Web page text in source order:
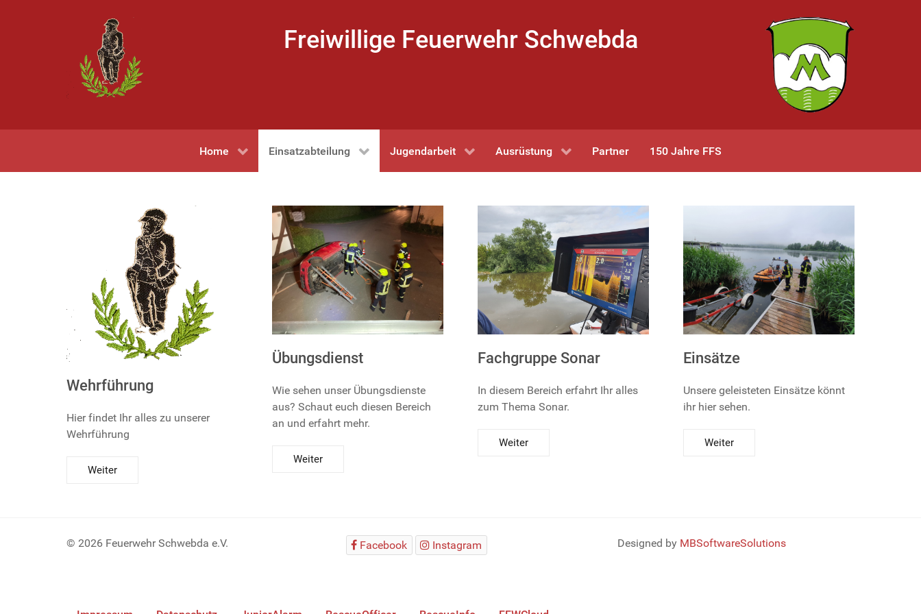
Freiwillige Feuerwehr Schwebda
Home Einsatzabteilung Jugendarbeit Ausrüstung Partner 150 Jahre FFS
Wehrführung
Hier findet Ihr alles zu unserer
Wehrführung
Weiter
Übungsdienst
Wie sehen unser Übungsdienste
aus? Schaut euch diesen Bereich
an und erfahrt mehr.
Weiter
Fachgruppe Sonar
In diesem Bereich erfahrt Ihr alles
zum Thema Sonar.
Weiter
Einsätze
Unsere geleisteten Einsätze könnt
ihr hier sehen.
Weiter
© 2026 Feuerwehr Schwebda e.V. Facebook Instagram Designed by MBSoftwareSolutions